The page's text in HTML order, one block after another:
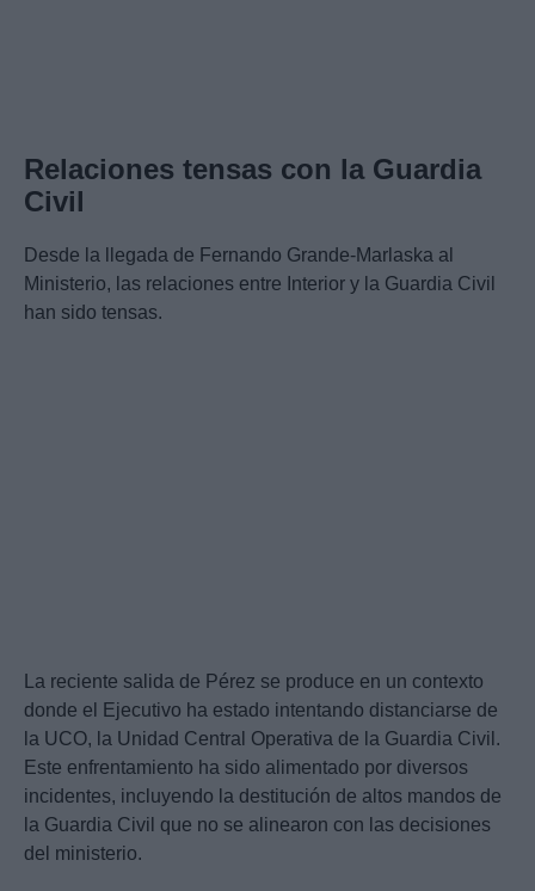
Relaciones tensas con la Guardia
Civil
Desde la llegada de Fernando Grande-Marlaska al
Ministerio, las relaciones entre Interior y la Guardia Civil
han sido tensas.
La reciente salida de Pérez se produce en un contexto
donde el Ejecutivo ha estado intentando distanciarse de
la UCO, la Unidad Central Operativa de la Guardia Civil.
Este enfrentamiento ha sido alimentado por diversos
incidentes, incluyendo la destitución de altos mandos de
la Guardia Civil que no se alinearon con las decisiones
del ministerio.